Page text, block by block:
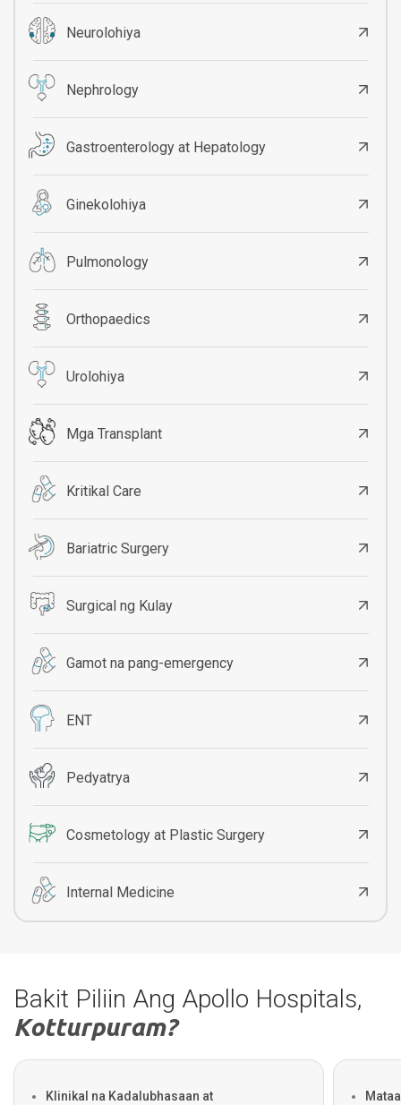
Neurolohiya
Nephrology
Gastroenterology at Hepatology
Ginekolohiya
Pulmonology
Orthopaedics
Urolohiya
Mga Transplant
Kritikal Care
Bariatric Surgery
Surgical ng Kulay
Gamot na pang-emergency
ENT
Pedyatrya
Cosmetology at Plastic Surgery
Internal Medicine
Bakit Piliin Ang Apollo Hospitals,
Kotturpuram?
Klinikal na Kadalubhasaan at